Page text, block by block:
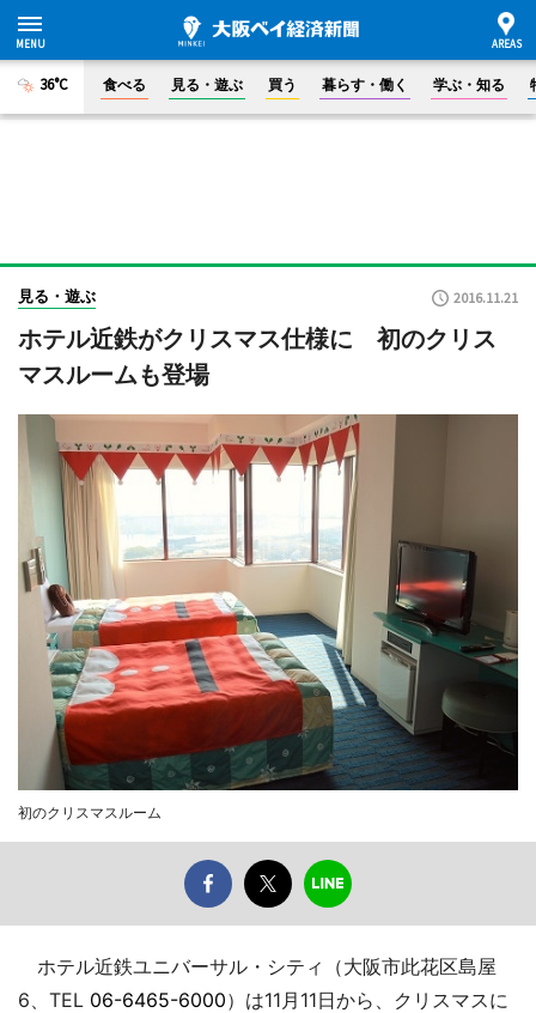
36°C 食べる 見る・遊ぶ 買う 暮らす・働く 学ぶ・知る
見る・遊ぶ 2016.11.21
ホテル近鉄がクリスマス仕様に 初のクリス
マスルームも登場
初のクリスマスルーム
ホテル近鉄ユニバーサル・シティ（大阪市此花区島屋
6、TEL 06-6465-6000）は11月11日から、クリスマスに